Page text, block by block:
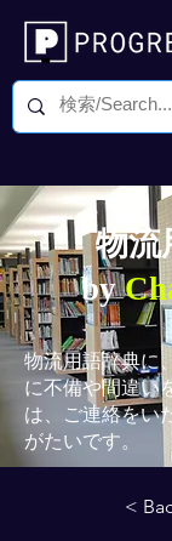
物流
by
物流用語辞典に
に不備や間違い
は、ご連絡をい
がたいです。
<